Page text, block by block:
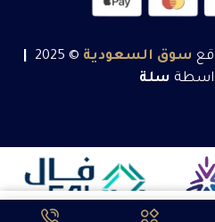
سوق السعودية © 2025
سلة